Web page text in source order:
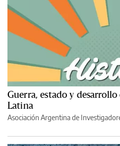
Guerra, estado y
Latina
Asociación Argentina de